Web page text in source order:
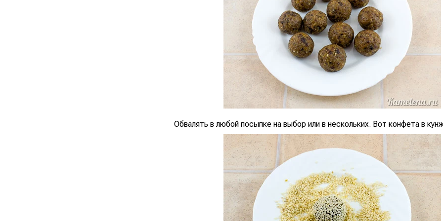
Обвалять в любой посыпке на выбор или в нескольких. Вот конфета в